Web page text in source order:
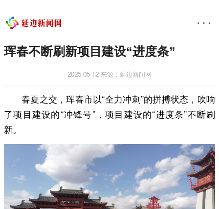
珲春不断刷新项目建设“进度条”
2025-05-12 来源：延边新闻网
春夏之交，珲春市以“全力冲刺”的拼搏状态，吹响
了项目建设的“冲锋号”，项目建设的“进度条”不断刷
新。